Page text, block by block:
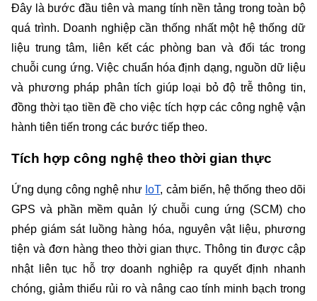
Đây là bước đầu tiên và mang tính nền tảng trong toàn bộ
quá trình. Doanh nghiệp cần thống nhất một hệ thống dữ
liệu trung tâm, liên kết các phòng ban và đối tác trong
chuỗi cung ứng. Việc chuẩn hóa định dạng, nguồn dữ liệu
và phương pháp phân tích giúp loại bỏ độ trễ thông tin,
đồng thời tạo tiền đề cho việc tích hợp các công nghệ vận
hành tiên tiến trong các bước tiếp theo.
Tích hợp công nghệ theo thời gian thực
Ứng dụng công nghệ như IoT, cảm biến, hệ thống theo dõi
GPS và phần mềm quản lý chuỗi cung ứng (SCM) cho
phép giám sát luồng hàng hóa, nguyên vật liệu, phương
tiện và đơn hàng theo thời gian thực. Thông tin được cập
nhật liên tục hỗ trợ doanh nghiệp ra quyết định nhanh
chóng, giảm thiểu rủi ro và nâng cao tính minh bạch trong